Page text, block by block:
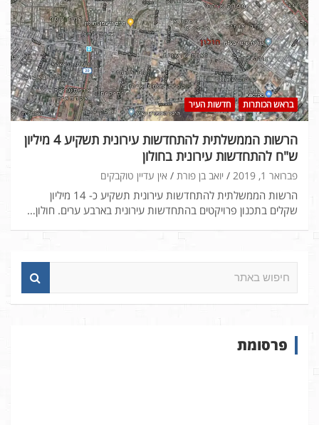
בראש הכותרות חדשות העיר
הרשות הממשלתית להתחדשות עירונית תשקיע 4 מיליון
ש"ח להתחדשות עירונית בחולון
פברואר 1, 2019 יואב בן פורת אין עדיין טוקבקים
הרשות הממשלתית להתחדשות עירונית תשקיע כ- 14 מיליון
שקלים בתכנון פרויקטים בהתחדשות עירונית בארבע ערים. חולון…
א
פרסומת